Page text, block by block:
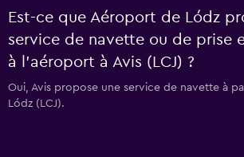
Est-ce que Aéroport de Lódz
service de navette ou de prise
à l’aéroport à Avis (LCJ) ?
Oui, Avis propose une service de navette à
Lódz (LCJ).